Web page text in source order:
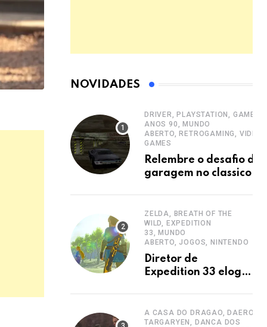
NOVIDADES
DRIVER, PLAYSTATION, GAMES
ANOS 90, MUNDO
ABERTO, RETROGAMING, VIDEO
GAMES
Relembre o desafio da
garagem no classico
ZELDA, BREATH OF THE
WILD, EXPEDITION
33, MUNDO
ABERTO, JOGOS, NINTENDO
Diretor de
Expedition 33 elogia
A CASA DO DRAGAO, DAERON
TARGARYEN, DANCA DOS